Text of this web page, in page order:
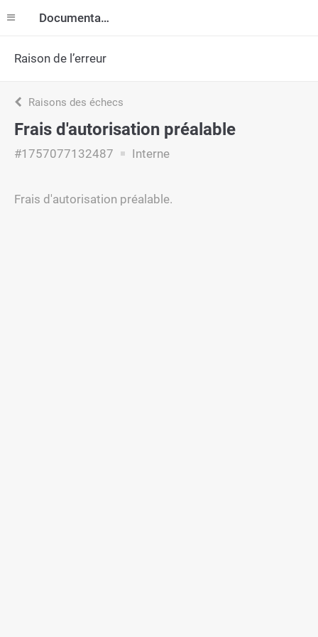
Documentation
Raison de l’erreur
Raisons des échecs
Frais d'autorisation préalable
#1757077132487 Interne
Frais d'autorisation préalable.